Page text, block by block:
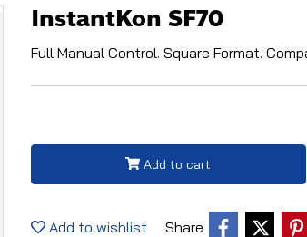
InstantKon SF70
Full Manual Control. Square Format.
Add to cart
Add to wishlist Share